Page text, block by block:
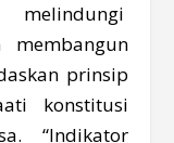
membangun
prinsip
konstitusi
“Indikator